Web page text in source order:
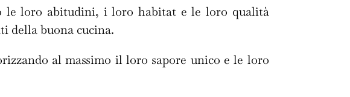
le loro abitudini, i loro habitat e le loro qualità
della buona cucina.
al massimo il loro sapore unico e le loro